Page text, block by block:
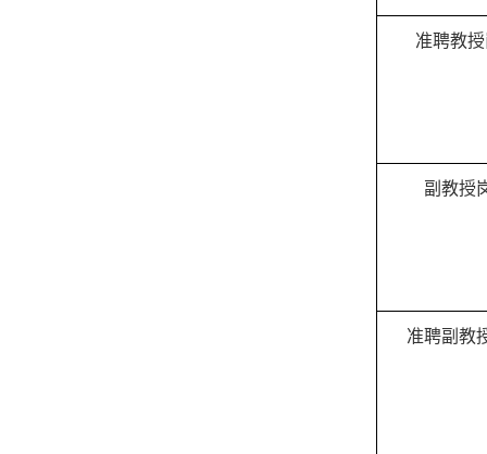
准聘教
副教授
准聘副教